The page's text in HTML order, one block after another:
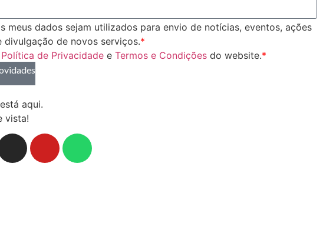
meus dados sejam utilizados para envio de notícias, eventos, ações
divulgação de novos serviços.*
Política de Privacidade e Termos e Condições do website.*
aqui.
vista!